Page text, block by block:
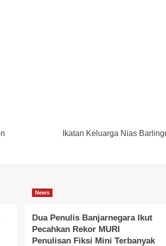
Ikatan Keluarga Nias
News
Dua Penulis Banjarnegara Ikut
Pecahkan Rekor MURI
Penulisan Fiksi Mini Terbanyak